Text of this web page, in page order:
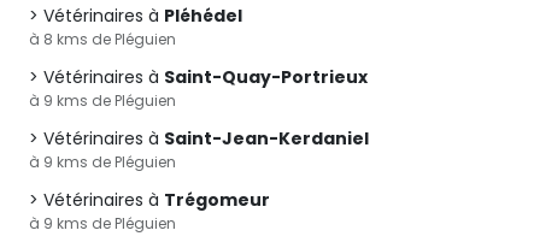
Vétérinaires à Pléhédel
à 8 kms de Pléguien
Vétérinaires à Saint-Quay-Portrieux
à 9 kms de Pléguien
Vétérinaires à Saint-Jean-Kerdaniel
à 9 kms de Pléguien
Vétérinaires à Trégomeur
à 9 kms de Pléguien